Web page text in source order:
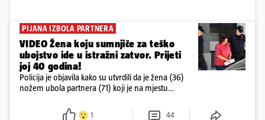
PIJANA IZBOLA PARTNERA
VIDEO Žena koju sumnjiče za teško
ubojstvo ide u istražni zatvor. Prijeti
joj 40 godina!
Policija je objavila kako su utvrdili da je žena (36)
nožem ubola partnera (71) koji je na mjestu
ispitali i poslali u istražni zatvor
1 44